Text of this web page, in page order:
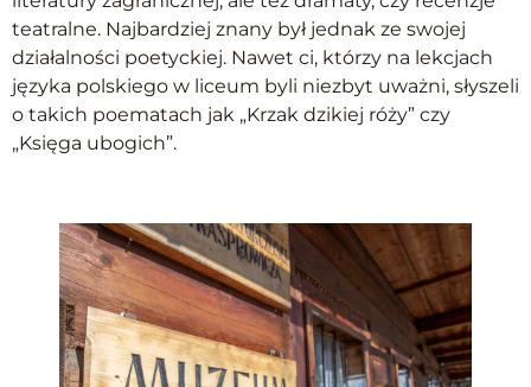
teatralne. Najbardziej znany był jednak ze swojej
działalności poetyckiej. Nawet ci, którzy na lekcjach
języka polskiego w liceum byli niezbyt uważni, słyszeli
o takich poematach jak „Krzak dzikiej róży” czy
„Księga ubogich”.